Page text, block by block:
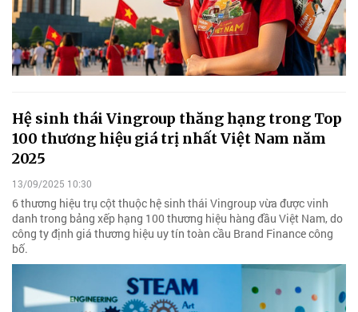
Hệ sinh thái Vingroup thăng hạng trong Top
100 thương hiệu giá trị nhất Việt Nam năm
2025
13/09/2025 10:30
6 thương hiệu trụ cột thuộc hệ sinh thái Vingroup vừa được vinh
danh trong bảng xếp hạng 100 thương hiệu hàng đầu Việt Nam, do
công ty định giá thương hiệu uy tín toàn cầu Brand Finance công
bố.